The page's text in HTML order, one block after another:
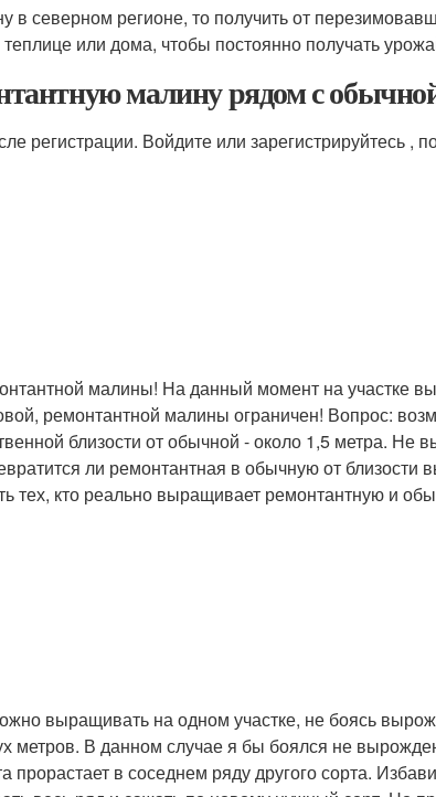
в северном регионе, то получить от
или дома, чтобы постоянно получать
малину рядом с
регистрации. Войдите или зарегистрируйтесь ,
малины! На данный момент на участке
ремонтантной малины ограничен! Вопрос:
близости от обычной - около 1,5 метра. Не
ли ремонтантная в обычную от близости
тех, кто реально выращивает ремонтантную и
выращивать на одном участке, не боясь
метров. В данном случае я бы боялся не
прорастает в соседнем ряду другого сорта.